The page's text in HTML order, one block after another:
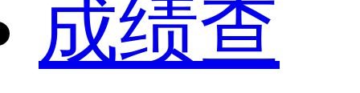
成绩查